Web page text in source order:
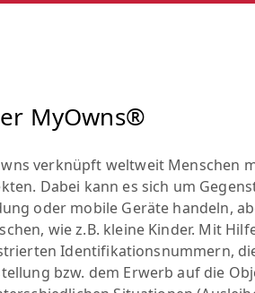
MyOwns®
verknüpft weltweit Menschen
Dabei kann es sich um
oder mobile Geräte handeln,
wie z.B. kleine Kinder. Mit
Identifikationsnummern,
bzw. dem Erwerb auf die